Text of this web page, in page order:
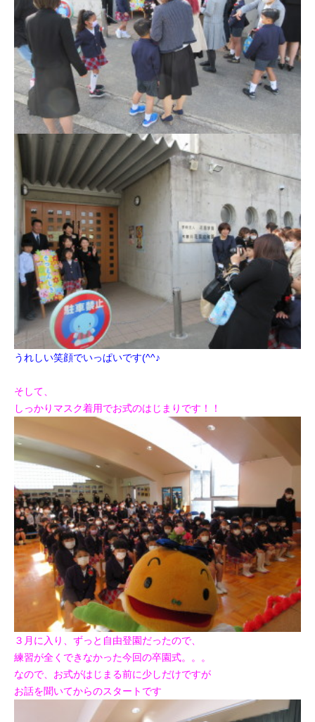
うれしい笑顔でいっぱいです(^^♪
そして、
しっかりマスク着用でお式のはじまりです！！
３月に入り、ずっと自由登園だったので、
練習が全くできなかった今回の卒園式。。。
なので、お式がはじまる前に少しだけですが
お話を聞いてからのスタートです